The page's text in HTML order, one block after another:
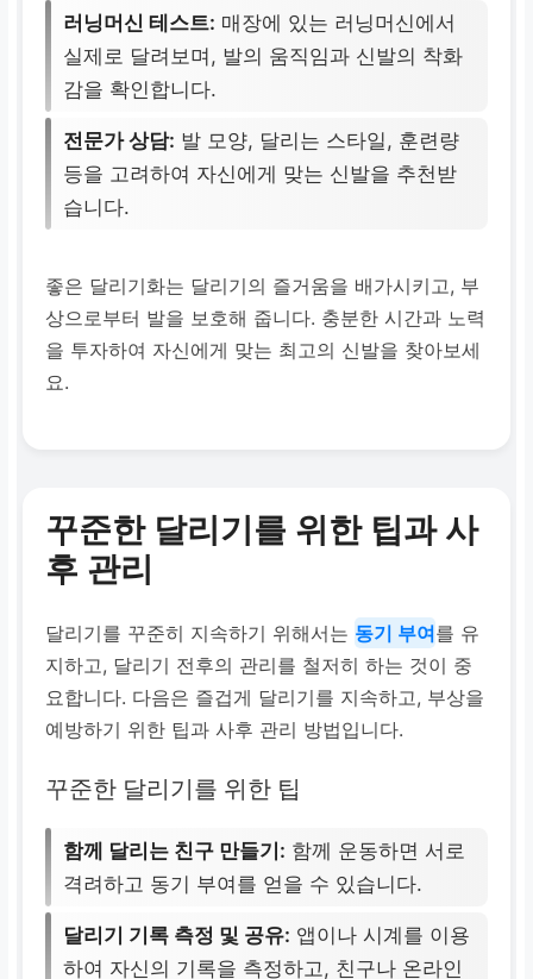
러닝머신 테스트: 매장에 있는 러닝머신에서
실제로 달려보며, 발의 움직임과 신발의 착화
감을 확인합니다.
전문가 상담: 발 모양, 달리는 스타일, 훈련량
등을 고려하여 자신에게 맞는 신발을 추천받
습니다.
좋은 달리기화는 달리기의 즐거움을 배가시키고, 부
상으로부터 발을 보호해 줍니다. 충분한 시간과 노력
을 투자하여 자신에게 맞는 최고의 신발을 찾아보세
요.
꾸준한 달리기를 위한 팁과 사
후 관리
달리기를 꾸준히 지속하기 위해서는 동기 부여를 유
지하고, 달리기 전후의 관리를 철저히 하는 것이 중
요합니다. 다음은 즐겁게 달리기를 지속하고, 부상을
예방하기 위한 팁과 사후 관리 방법입니다.
꾸준한 달리기를 위한 팁
함께 달리는 친구 만들기: 함께 운동하면 서로
격려하고 동기 부여를 얻을 수 있습니다.
달리기 기록 측정 및 공유: 앱이나 시계를 이용
하여 자신의 기록을 측정하고, 친구나 온라인